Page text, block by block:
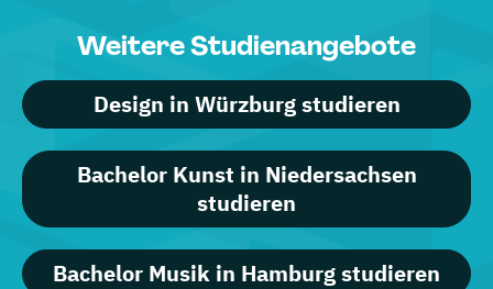
Weitere Studienangebote
Design in Würzburg studieren
Bachelor Kunst in Niedersachsen
studieren
Bachelor Musik in Hamburg studieren